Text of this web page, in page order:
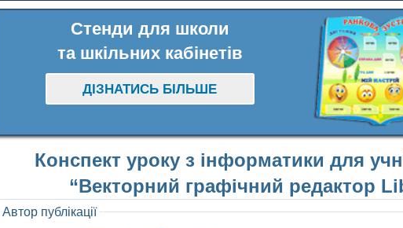
Стенди для школи
та шкільних кабінетів
ДІЗНАТИСЬ БІЛЬШЕ
Конспект уроку з інформатики для
“Векторний графічний редактор
Автор публікації